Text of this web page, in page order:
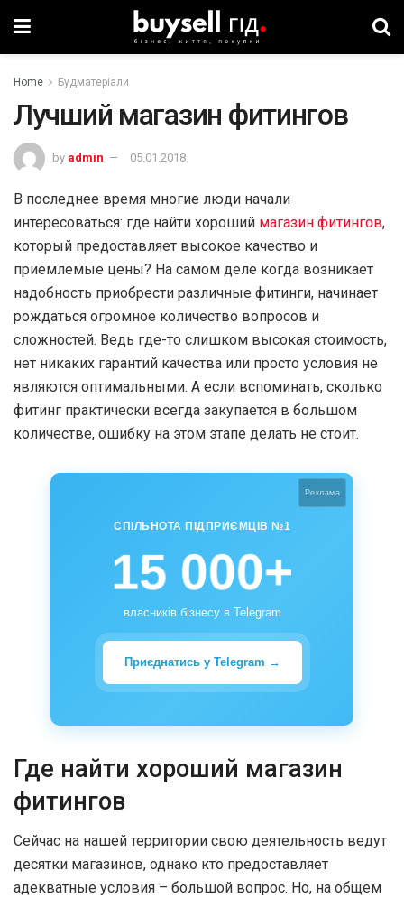
Home Будматеріали
Лучший магазин фитингов
by admin 05.01.2018
В последнее время многие люди начали
интересоваться: где найти хороший магазин фитингов,
который предоставляет высокое качество и
приемлемые цены? На самом деле когда возникает
надобность приобрести различные фитинги, начинает
рождаться огромное количество вопросов и
сложностей. Ведь где-то слишком высокая стоимость,
нет никаких гарантий качества или просто условия не
являются оптимальными. А если вспоминать, сколько
фитинг практически всегда закупается в большом
количестве, ошибку на этом этапе делать не стоит.
Реклама
СПІЛЬНОТА ПІДПРИЄМЦІВ №1
15 000+
власників бізнесу в Telegram
Приєднатись у Telegram →
Где найти хороший магазин
фитингов
Сейчас на нашей территории свою деятельность ведут
десятки магазинов, однако кто предоставляет
адекватные условия – большой вопрос. Но, на общем